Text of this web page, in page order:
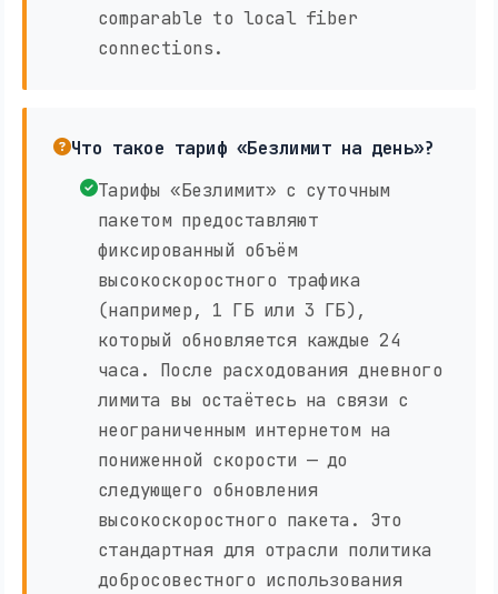
comparable to local fiber
connections.
Что такое тариф «Безлимит на день»?
Тарифы «Безлимит» с суточным
пакетом предоставляют
фиксированный объём
высокоскоростного трафика
(например, 1 ГБ или 3 ГБ),
который обновляется каждые 24
часа. После расходования дневного
лимита вы остаётесь на связи с
неограниченным интернетом на
пониженной скорости — до
следующего обновления
высокоскоростного пакета. Это
стандартная для отрасли политика
добросовестного использования